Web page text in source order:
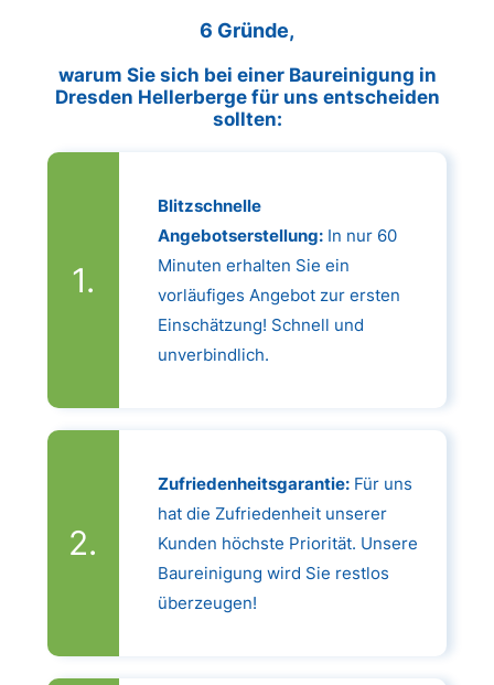
6 Gründe,
warum Sie sich bei einer Baureinigung in
Dresden Hellerberge für uns entscheiden
sollten:
Blitzschnelle
Angebotserstellung:In nur 60
Minuten erhalten Sie ein
vorläufiges Angebot zur ersten
Einschätzung! Schnell und
unverbindlich.
Zufriedenheitsgarantie:Für uns
hat die Zufriedenheit unserer
Kunden höchste Priorität. Unsere
Baureinigung wird Sie restlos
überzeugen!